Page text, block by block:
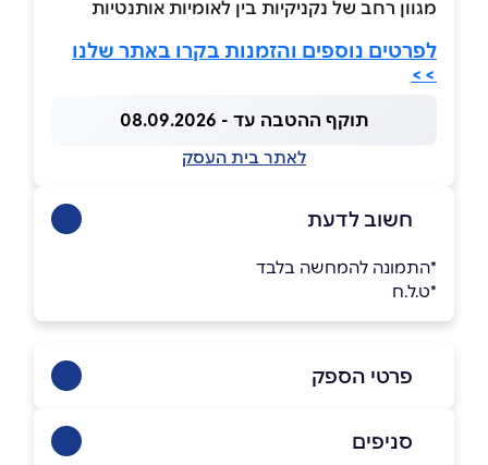
מגוון רחב של נקניקיות בין לאומיות אותנטיות
לפרטים נוספים והזמנות בקרו באתר שלנו
>>
תוקף ההטבה עד - 08.09.2026
לאתר בית העסק
חשוב לדעת
*התמונה להמחשה בלבד
*ט.ל.ח
פרטי הספק
סניפים